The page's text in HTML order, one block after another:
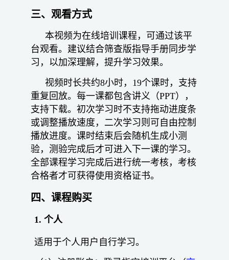
三、观看方式
本视频为在线培训课程，可通过该平
台观看。建议结合筛查版指导手册同步学
习，以加深理解，提升学习效果。
视频时长共约8小时，19个课时，支持
重复回放。每一课都包含讲义（PPT），
支持下载。初次学习时不支持拖动进度条
或调整播放速度，二次学习则可自由控制
播放进度。课时结束后会随机生成小测
验，测验完成后才可进入下一课的学习。
全部课程学习完成后进行统一考核，考核
合格者才可获得使用资格证书。
四、课程购买
1. 个人
适用于个人用户自行学习。